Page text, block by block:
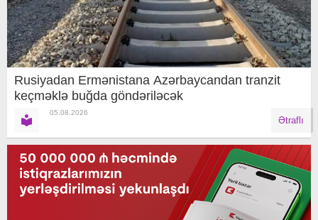
Rusiyadan Ermənistana Azərbaycandan tranzit
keçməklə buğda göndəriləcək
05.08.2026
Ətraflı